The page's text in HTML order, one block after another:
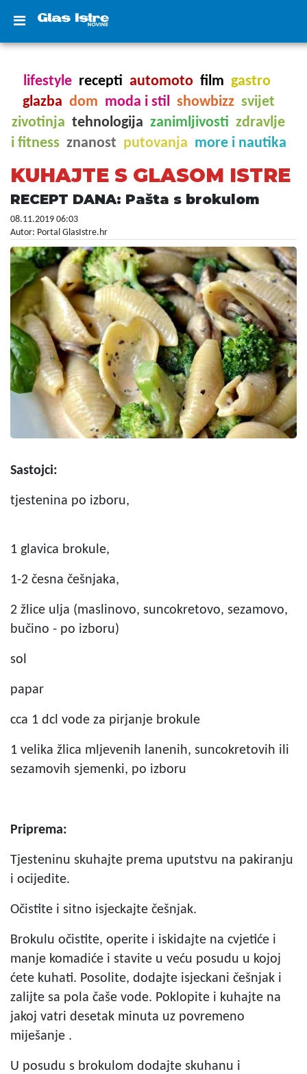
lifestyle recepti automoto film gastro
glazba dom moda i stil showbizz svijet
zivotinja tehnologija zanimljivosti zdravlje
i fitness znanost putovanja more i nautika
KUHAJTE S GLASOM ISTRE
RECEPT DANA: Pašta s brokulom
08.11.2019 06:03
Autor: Portal GlasIstre.hr
Sastojci:
tjestenina po izboru,
1 glavica brokule,
1-2 česna češnjaka,
2 žlice ulja (maslinovo, suncokretovo, sezamovo,
bučino - po izboru)
sol
papar
cca 1 dcl vode za pirjanje brokule
1 velika žlica mljevenih lanenih, suncokretovih ili
sezamovih sjemenki, po izboru
Priprema:
Tjesteninu skuhajte prema uputstvu na pakiranju
i ocijedite.
Očistite i sitno isjeckajte češnjak.
Brokulu očistite, operite i iskidajte na cvjetiće i
manje komadiće i stavite u veću posudu u kojoj
ćete kuhati. Posolite, dodajte isjeckani češnjak i
zalijte sa pola čaše vode. Poklopite i kuhajte na
jakoj vatri desetak minuta uz povremeno
miješanje .
U posudu s brokulom dodajte skuhanu i